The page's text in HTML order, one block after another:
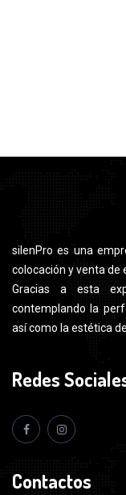
silenPro es una
colocación y venta de
Gracias a esta
contemplando la
así como la estética
Redes
Contactos